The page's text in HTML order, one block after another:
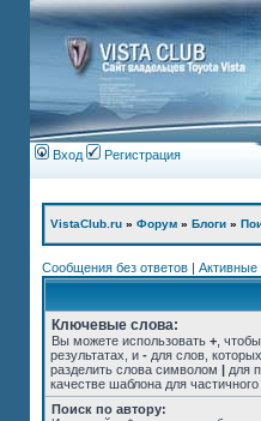
Вход Регистрация
VistaClub.ru » Форум » Блоги »
Сообщения без ответов |
Ключевые слова:
Вы можете использовать + ,
результатах, и - для слов,
разделить слова символом | для
качестве шаблона для частичного
Поиск по автору: